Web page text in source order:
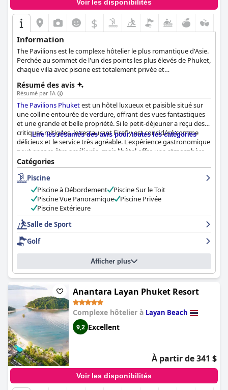
Voir les disponibilités
$
Information
The Pavilions est le complexe hôtelier le plus romantique d'Asie.
Perchée au sommet de l'un des points les plus élevés de Phuket,
chaque villa avec piscine est totalement privée et
Résumé des avis
Résumé par IA
The Pavilions Phuketest un hôtel luxueux et paisible situé sur
une colline entourée de verdure, offrant des vues fantastiques
et une grande et belle propriété. Si le petit-déjeuner a reçu des
critiques mitigées, le restaurant Firefly est considéré comme
délicieux et le service très agréable. L'expérience gastronomique
peut encore être améliorée, mais l'hôtel offre une atmosphère
luxueuse et de rêve à ses clients. Les chambres sont spacieuses
et propres, et offrent de l'intimité aux clients grâce à un certain
nombre de villas dotées d'une piscine privée. Le personnel est
loué pour son amabilité et son professionnalisme, se surpassant
pour s'assurer que les clients passent un séjour confortable et
agréable. Les installations du spa sont excellentes et la piscine
les couples à la recherche d'une escapade romantique. Dans
un voyage luxueux et relaxant.
Lire les résumés des avis pour toutes les catégories
Catégories
Piscine
Piscine à Débordement
Piscine Sur le Toit
Piscine Vue Panoramique
Piscine Privée
Piscine Extérieure
Salle de Sport
Golf
Afficher plus
Anantara Layan Phuket Resort
Complexe hôtelier à Layan Beach
9,2 Excellent
À partir de 341 $
Voir les disponibilités